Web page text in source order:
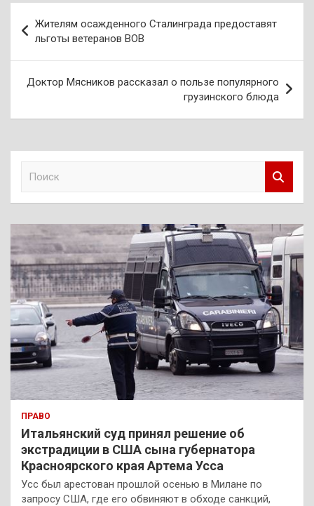
по
записям
Жителям осажденного Сталинграда предоставят
льготы ветеранов ВОВ
Доктор Мясников рассказал о пользе популярного
грузинского блюда
к
ПРАВО
Итальянский суд принял решение об
экстрадиции в США сына губернатора
Красноярского края Артема Усса
Усс был арестован прошлой осенью в Милане по
запросу США, где его обвиняют в обходе санкций,